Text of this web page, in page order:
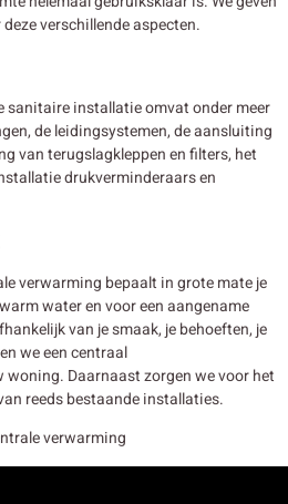
verschillende aspecten.
sanitaire installatie omvat onder meer
de leidingsystemen, de aansluiting
van terugslagkleppen en filters, het
drukverminderaars en
verwarming bepaalt in grote mate je
water en voor een aangename
van je smaak, je behoeften, je
we een centraal
Daarnaast zorgen we voor het
reeds bestaande installaties.
verwarming